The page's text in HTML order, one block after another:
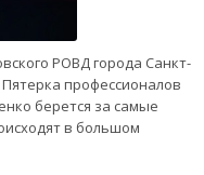
РОВД города Санкт-
профессионалов
берется за самые
в большом